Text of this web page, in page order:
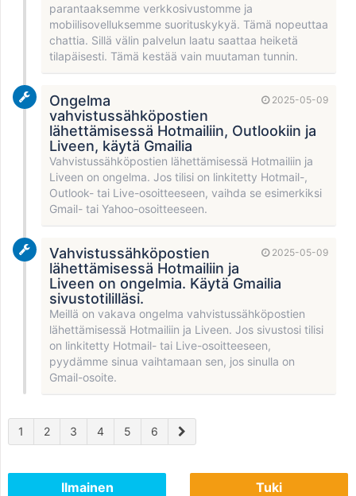
parantaaksemme verkkosivustomme ja
mobiilisovelluksemme suorituskykyä. Tämä nopeuttaa
chattia. Sillä välin palvelun laatu saattaa heiketä
tilapäisesti. Tämä kestää vain muutaman tunnin.
2025-05-09
Ongelma
vahvistussähköpostien
lähettämisessä Hotmailiin, Outlookiin ja
Liveen, käytä Gmailia
Vahvistussähköpostien lähettämisessä Hotmailiin ja
Liveen on ongelma. Jos tilisi on linkitetty Hotmail-,
Outlook- tai Live-osoitteeseen, vaihda se esimerkiksi
Gmail- tai Yahoo-osoitteeseen.
2025-05-09
Vahvistussähköpostien
lähettämisessä Hotmailiin ja
Liveen on ongelmia. Käytä Gmailia
sivustotililläsi.
Meillä on vakava ongelma vahvistussähköpostien
lähettämisessä Hotmailiin ja Liveen. Jos sivustosi tilisi
on linkitetty Hotmail- tai Live-osoitteeseen,
pyydämme sinua vaihtamaan sen, jos sinulla on
Gmail-osoite.
1 2 3 4 5 6
Ilmainen Tuki